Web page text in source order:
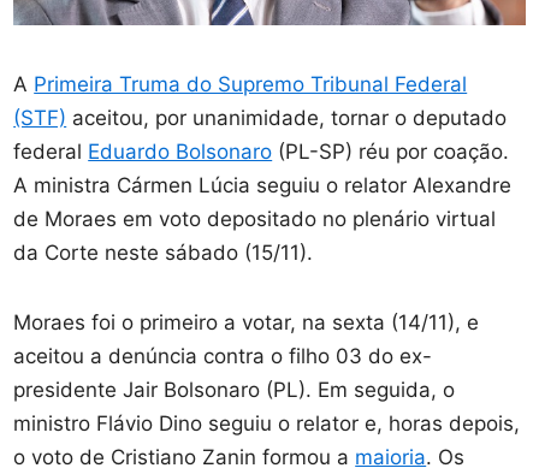
A Primeira Truma do Supremo Tribunal Federal
(STF) aceitou, por unanimidade, tornar o deputado
federal Eduardo Bolsonaro (PL-SP) réu por coação.
A ministra Cármen Lúcia seguiu o relator Alexandre
de Moraes em voto depositado no plenário virtual
da Corte neste sábado (15/11).
Moraes foi o primeiro a votar, na sexta (14/11), e
aceitou a denúncia contra o filho 03 do ex-
presidente Jair Bolsonaro (PL). Em seguida, o
ministro Flávio Dino seguiu o relator e, horas depois,
o voto de Cristiano Zanin formou a maioria. Os